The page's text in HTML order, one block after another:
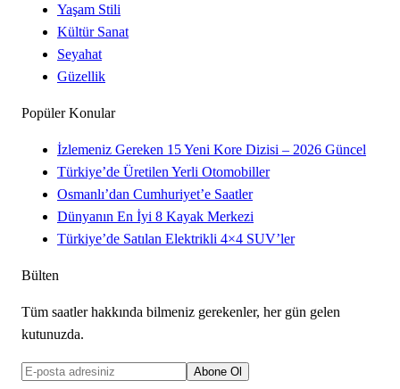
Yaşam Stili
Kültür Sanat
Seyahat
Güzellik
Popüler Konular
İzlemeniz Gereken 15 Yeni Kore Dizisi – 2026 Güncel
Türkiye’de Üretilen Yerli Otomobiller
Osmanlı’dan Cumhuriyet’e Saatler
Dünyanın En İyi 8 Kayak Merkezi
Türkiye’de Satılan Elektrikli 4×4 SUV’ler
Bülten
Tüm saatler hakkında bilmeniz gerekenler, her gün gelen
kutunuzda.
Abone Ol